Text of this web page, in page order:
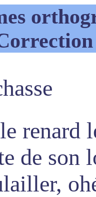
renard
de son